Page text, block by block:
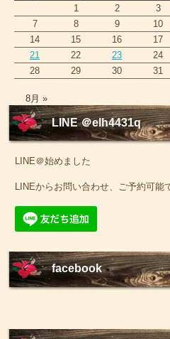
1
2 3
7
8 9 10
14
15 16 17
21
22 23 24
28
29 30 31
8月 »
LINE ＠elh4431q
LINE＠始めました
LINEからお問い合わせ、ご予約可
facebook